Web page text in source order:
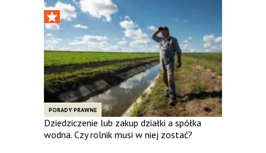
PORADY PRAWNE
Dziedziczenie lub zakup działki a spółka
wodna. Czy rolnik musi w niej zostać?